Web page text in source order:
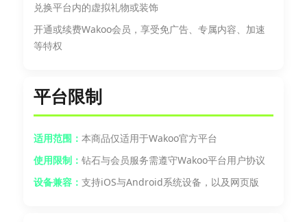
兑换平台内的虚拟礼物或装饰
开通或续费Wakoo会员，享受免广告、专属内容、加速
等特权
平台限制
适用范围：本商品仅适用于Wakoo官方平台
使用限制：钻石与会员服务需遵守Wakoo平台用户协议
设备兼容：支持iOS与Android系统设备，以及网页版